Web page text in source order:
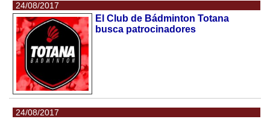
24/08/2017
El Club de Bádminton Totana
busca patrocinadores
24/08/2017